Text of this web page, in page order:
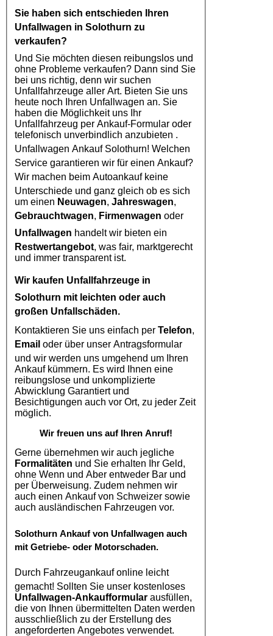
Sie haben sich entschieden Ihren
Unfallwagen in Solothurn zu
verkaufen?
Und Sie möchten diesen reibungslos und
ohne Probleme verkaufen? Dann sind Sie
bei uns richtig, denn wir suchen
Unfallfahrzeuge aller Art. Bieten Sie uns
heute noch Ihren Unfallwagen an. Sie
haben die Möglichkeit uns Ihr
Unfallfahrzeug per Ankauf-Formular oder
telefonisch unverbindlich anzubieten .
Unfallwagen Ankauf Solothurn! Welchen
Service garantieren wir für einen Ankauf?
Wir machen beim Autoankaufkeine
Unterschiede und ganz gleich ob es sich
um einen Neuwagen, Jahreswagen,
Gebrauchtwagen, Firmenwagen oder
Unfallwagen
handelt wir bieten ein
Restwertangebot, was fair, marktgerecht
und immer transparent ist.
Wir kaufen Unfallfahrzeuge in
Solothurn mit leichten oder auch
großen Unfallschäden.
Kontaktieren Sie uns einfach per Telefon,
Email oder über unser Antragsformular
und wir werden uns umgehend um Ihren
Ankauf kümmern. Es wird Ihnen eine
reibungslose und unkomplizierte
Abwicklung Garantiert und
Besichtigungen auch vor Ort, zu jeder Zeit
möglich.
Wir freuen uns auf Ihren Anruf!
Gerne übernehmen wir auch jegliche
Formalitäten und Sie erhalten Ihr Geld,
ohne Wenn und Aber entweder Bar und
per Überweisung. Zudem nehmen wir
auch einen Ankauf von Schweizer sowie
auch ausländischen Fahrzeugen vor.
Solothurn Ankauf von Unfallwagen auch
mit Getriebe- oder Motorschaden.
Durch Fahrzeugankauf online leicht
gemacht! Sollten Sie unser kostenloses
Unfallwagen-Ankaufformular ausfüllen,
die von Ihnen übermittelten Daten werden
ausschließlich zu der Erstellung des
angeforderten Angebotes verwendet.